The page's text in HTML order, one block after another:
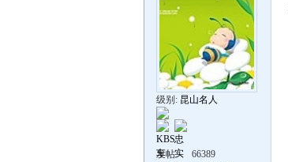
级别: 昆山名人
发帖
66389